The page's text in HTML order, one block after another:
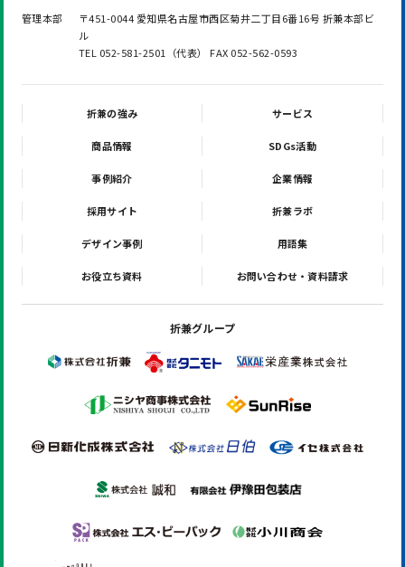
管理本部
〒451-0044 愛知県名古屋市西区菊井二丁目6番16号 折兼本部ビ
ル
TEL 052-581-2501（代表） FAX 052-562-0593
折兼の強み サービス
商品情報 SDGs活動
事例紹介 企業情報
採用サイト 折兼ラボ
デザイン事例 用語集
お役立ち資料 お問い合わせ・資料請求
折兼グループ